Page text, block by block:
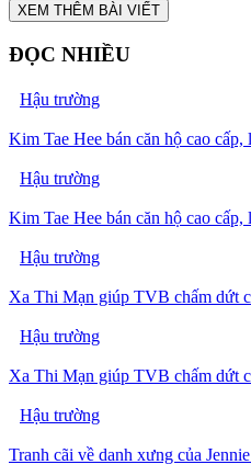
XEM THÊM BÀI VIẾT
ĐỌC NHIỀU
Hậu trường
Kim Tae Hee bán căn hộ cao
Hậu trường
Kim Tae Hee bán căn hộ cao
Hậu trường
Xa Thi Mạn giúp TVB chấm dứt
Hậu trường
Xa Thi Mạn giúp TVB chấm dứt
Hậu trường
Tranh cãi về danh xưng của